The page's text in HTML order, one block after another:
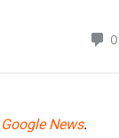
Google News.